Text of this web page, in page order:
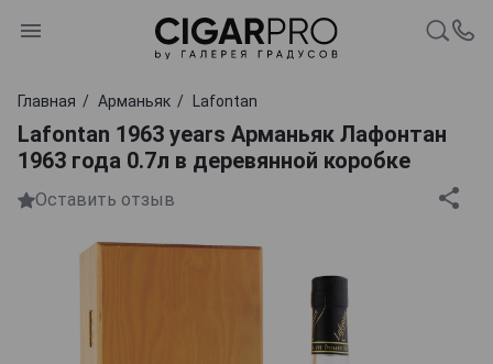
Главная Арманьяк Lafontan
Lafontan 1963 years Арманьяк Лафонтан
1963 года 0.7л в деревянной коробке
Оставить отзыв